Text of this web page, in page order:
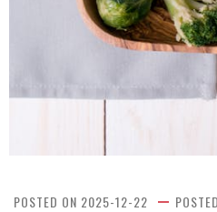
POSTED ON 2025-12-22